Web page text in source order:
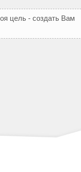
оя цель - создать Вам